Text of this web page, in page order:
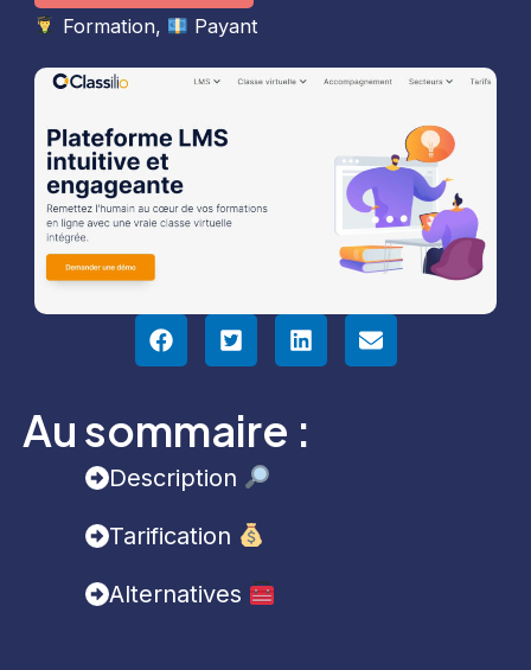
Formation, Payant
Au sommaire :
Description
Tarification
Alternatives